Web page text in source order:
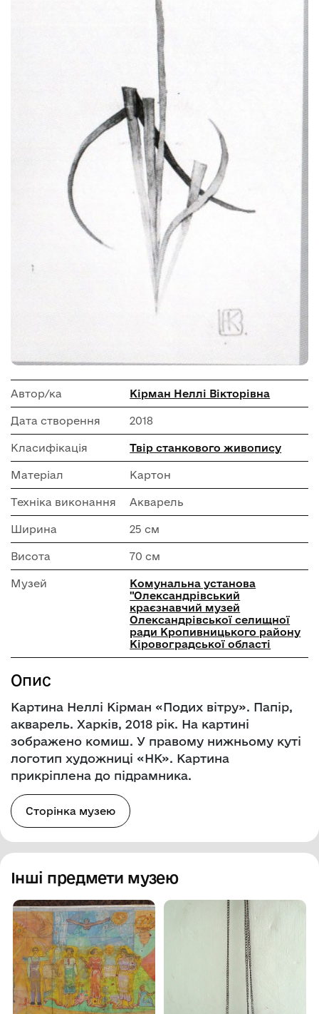
Автор/ка Кірман Неллі Вікторівна
Дата створення 2018
Класифікація Твір станкового живопису
Матеріал Картон
Техніка виконання Акварель
Ширина 25 см
Висота 70 см
Музей
Комунальна установа
"Олександрівський
краєзнавчий музей
Олександрівської селищної
ради Кропивницького району
Кіровоградської області
Опис
Картина Неллі Кірман «Подих вітру». Папір,
акварель. Харків, 2018 рік. На картині
зображено комиш. У правому нижньому куті
логотип художниці «НК». Картина
прикріплена до підрамника.
Сторінка музею
Інші предмети музею